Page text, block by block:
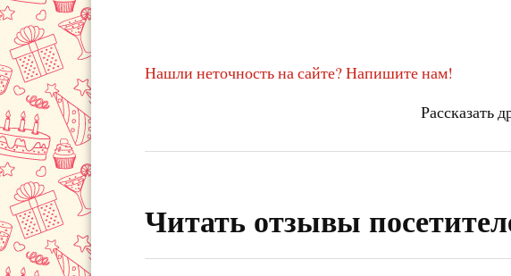
Нашли неточность на сайте? Напишите нам!
Рассказать
Читать отзывы